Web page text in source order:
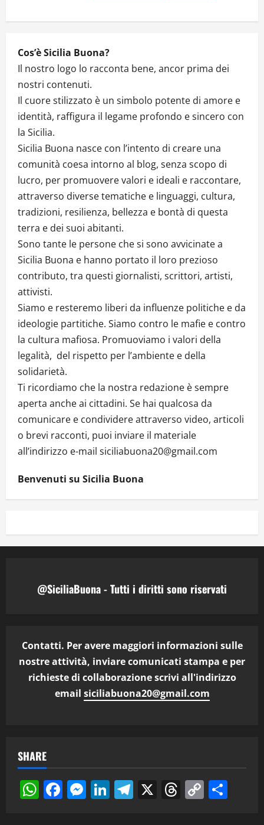
Cos’è Sicilia Buona?
Il nostro logo lo racconta bene, ancor prima dei
nostri contenuti.
Il cuore stilizzato è un simbolo potente di amore e
identità, raffigura il legame profondo e sincero con
la Sicilia.
Sicilia Buona nasce con l’intento di creare una
comunità coesa intorno al blog, senza scopo di
lucro, per promuovere valori e ideali e raccontare,
attraverso diverse tematiche e linguaggi, cultura,
tradizioni, resilienza, bellezza e bontà di questa
terra e dei suoi abitanti.
Sono tante le persone che si sono avvicinate a
Sicilia Buona e hanno portato il loro prezioso
contributo, tra questi giornalisti, scrittori, artisti,
attivisti.
Siamo e resteremo liberi da influenze politiche e da
ideologie partitiche. Siamo contro le mafie e contro
la cultura mafiosa. Promuoviamo i valori della
legalità, del rispetto per l’ambiente e della
solidarietà.
Ti ricordiamo che la nostra redazione è sempre
aperta anche ai cittadini. Se hai qualcosa da
comunicare e condividere attraverso video, articoli
o brevi racconti, puoi inviare il materiale
all’indirizzo e-mail siciliabuona20@gmail.com
Benvenuti su Sicilia Buona
@SiciliaBuona - Tutti i diritti sono riservati
Contatti. Per avere maggiori informazioni sulle
nostre attività, inviare comunicati stampa e per
richieste di collaborazione scrivi all'indirizzo
email siciliabuona20@gmail.com
SHARE
WhatsApp
Facebook
Messenger
LinkedIn
Telegram
X Threads
Copy